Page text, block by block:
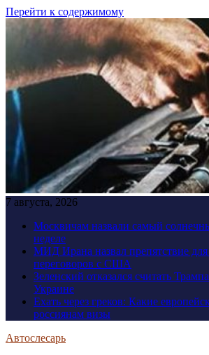
Перейти к содержимому
7 августа, 2026
Москвичам назвали самый
неделе
МИД Ирана назвал препятствие
переговоров с США
Зеленский отказался считать
Украине
Ехать через греков: Какие
россиянам визы
Автослесарь